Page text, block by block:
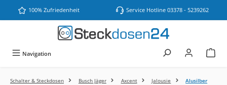
Zum Hauptinhalt springen
100% Zufriedenheit Service Hotline 03378 - 5239262
Navigation
Schalter & Steckdosen Busch Jäger Axcent Jalousie Alusilber